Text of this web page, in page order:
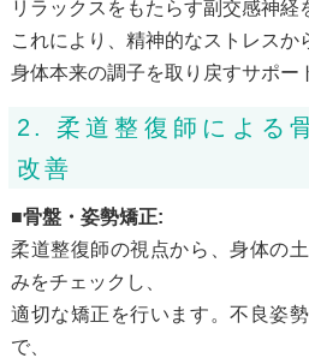
リラックスをもたらす副交感神経
これにより、精神的なストレスか
身体本来の調子を取り戻すサポー
2. 柔道整復師による
改善
■骨盤・姿勢矯正:
柔道整復師の視点から、身体の
みをチェックし、
適切な矯正を行います。不良姿
で、